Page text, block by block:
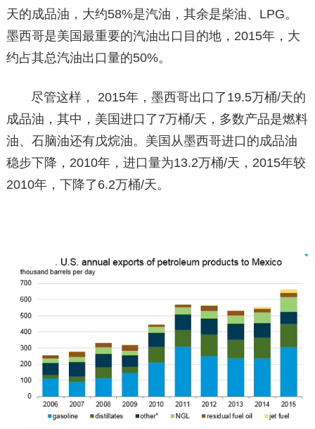
天的成品油，大约58%是汽油，其余是柴油、LPG。
墨西哥是美国最重要的汽油出口目的地，2015年，大
约占其总汽油出口量的50%。
尽管这样， 2015年，墨西哥出口了19.5万桶/天的
成品油，其中，美国进口了7万桶/天，多数产品是燃料
油、石脑油还有戊烷油。美国从墨西哥进口的成品油
稳步下降，2010年，进口量为13.2万桶/天，2015年较
2010年，下降了6.2万桶/天。